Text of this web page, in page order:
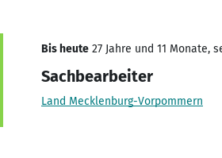
Bis heute 27 Jahre und 11 Monate,
Sachbearbeiter
Land Mecklenburg-Vorpommern